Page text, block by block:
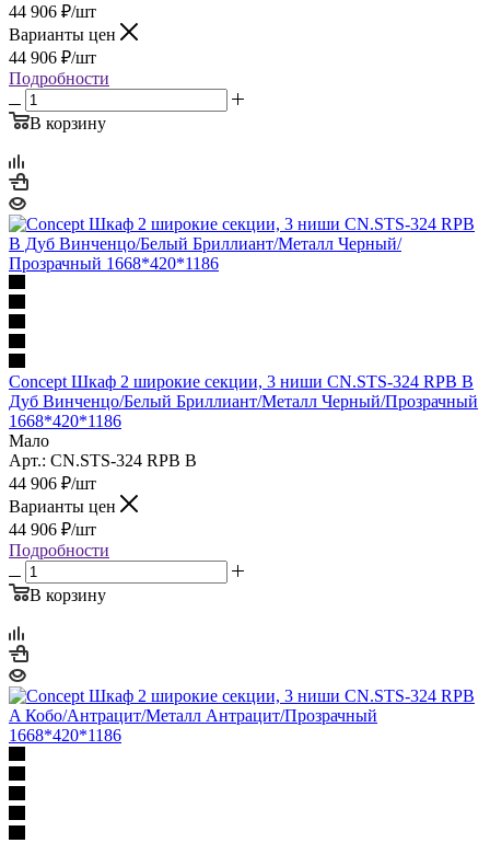
44 906 ₽/шт
Варианты цен
44 906 ₽/шт
Подробности
В корзину
Concept Шкаф 2 широкие секции, 3 ниши CN.STS-324 RPB B
Дуб Винченцо/Белый Бриллиант/Металл Черный/Прозрачный
1668*420*1186
Мало
Арт.: CN.STS-324 RPB B
44 906 ₽/шт
Варианты цен
44 906 ₽/шт
Подробности
В корзину